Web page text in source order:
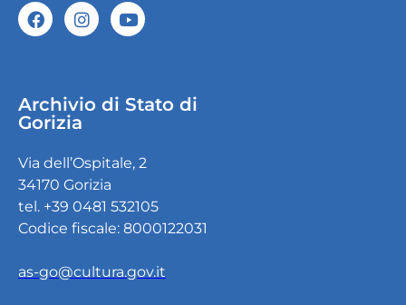
Archivio di Stato di
Gorizia
Via dell’Ospitale, 2
34170 Gorizia
tel. +39 0481 532105
Codice fiscale: 8000122031
as-go@cultura.gov.it